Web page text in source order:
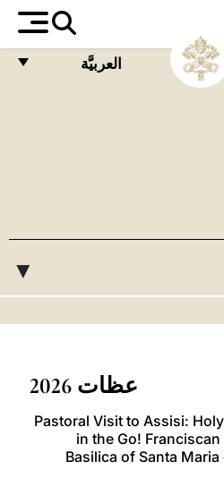
العربيَّة
ESPAÑOL
中文
LATINE
▸
عظات 2026
Pastoral Visit to Assisi:
in the Go!
Basilica of Santa